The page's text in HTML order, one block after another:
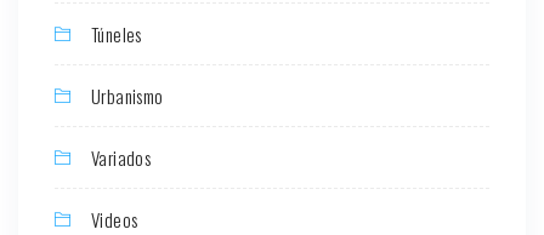
Túneles
Urbanismo
Variados
Videos